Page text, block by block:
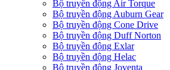
Bộ truyền động Air Torque
Bộ truyền động Auburn Gear
Bộ truyền động Cone Drive
Bộ truyền động Duff Norton
Bộ truyền động Exlar
Bộ truyền động Helac
Bộ truyền động Joventa